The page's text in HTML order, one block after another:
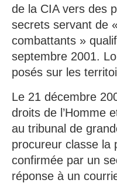
de la CIA vers des
secrets servant de
combattants »
septembre 2001.
posés sur les
Le 21 décembre
droits de l’Homme
au tribunal de
procureur classe la
confirmée par un
réponse à un